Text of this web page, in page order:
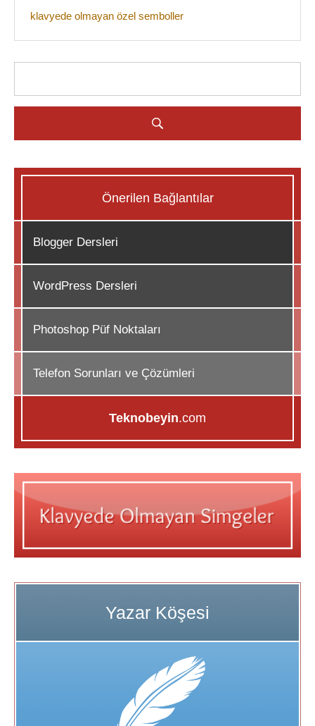
klavyede olmayan özel semboller
Önerilen Bağlantılar
Blogger Dersleri
WordPress Dersleri
Photoshop Püf Noktaları
Telefon Sorunları ve Çözümleri
Teknobeyin.com